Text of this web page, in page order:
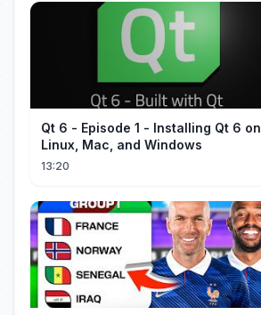
Qt 6 - Episode 1 - Installing Qt 6 on
Linux, Mac, and Windows
13:20